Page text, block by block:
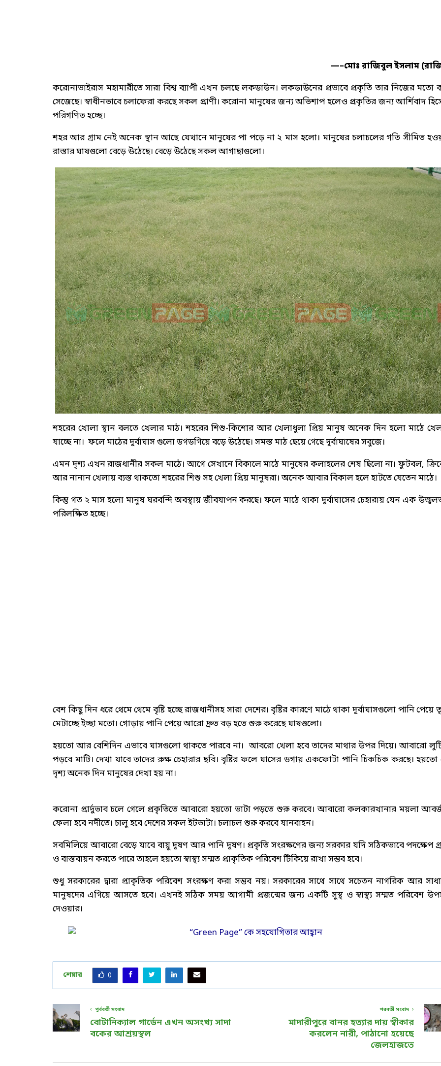
—–মোঃ রাজিবুল ইসলাম
করোনাভাইরাস মহামারীতে সারা বিশ্ব ব্যাপী এখন চলছে লকডাউন। লকডাউনের প্রভাবে প্রকৃতি তার নিজের মতো
সেজেছে। স্বাধীনভাবে চলাফেরা করছে সকল প্রাণী। করোনা মানুষের জন্য অভিশাপ হলেও প্রকৃতির জন্য আর্শিবাদ
পরিগণিত হচ্ছে।
শহর আর গ্রাম নেই অনেক স্থান আছে যেখানে মানুষের পা পড়ে না ২ মাস হলো। মানুষের চলাচলের গতি সীমিত
রাস্তার ঘাষগুলো বেড়ে উঠেছে। বেড়ে উঠেছে সকল আগাছাগুলো।
শহরের খোলা স্থান বলতে খেলার মাঠ। শহরের শিশু-কিশোর আর খেলাধুলা প্রিয় মানুষ অনেক দিন হলো মাঠে
যাচ্ছে না। ফলে মাঠের দূর্বাঘাস গুলো ডগডগিয়ে বড়ে উঠেছে। সমস্ত মাঠ ছেয়ে গেছে দূর্বাঘাষের সবুজে।
এমন দৃশ্য এখন রাজধানীর সকল মাঠে। আগে সেখানে বিকালে মাঠে মানুষের কলাহলের শেষ ছিলো না। ফুটবল,
আর নানান খেলায় ব্যস্ত থাকতো শহরের শিশু সহ খেলা প্রিয় মানুষরা। অনেক আবার বিকাল হলে হাটতে যেতেন মাঠে।
কিন্তু গত ২ মাস হলো মানুষ ঘরবন্দি অবস্থায় জীবযাপন করছে। ফলে মাঠে থাকা দূর্বাঘাসের চেহারায় যেন এক
পরিলক্ষিত হচ্ছে।
বেশ কিছু দিন ধরে থেমে থেমে বৃষ্টি হচ্ছে রাজধানীসহ সারা দেশের। বৃষ্টির কারণে মাঠে থাকা দূর্বাঘাসগুলো পানি পেয়ে
মেটাচ্ছে ইচ্ছা মতো। গোড়ায় পানি পেয়ে আরো দ্রুত বড় হতে শুরু করেছে ঘাষগুলো।
হয়তো আর বেশিদিন এভাবে ঘাসগুলো থাকতে পারবে না। আবরো খেলা হবে তাদের মাথার উপর দিয়ে। আবারো
পড়বে মাটি। দেখা যাবে তাদের রুক্ষ চেহারার ছবি। বৃষ্টির ফলে ঘাসের ডগায় একফোটা পানি চিকচিক করছে।
দৃশ্য অনেক দিন মানুষের দেখা হয় না।
করোনা প্রার্দুভাব চলে গেলে প্রকৃতিতে আবারো হয়তো ভাটা পড়তে শুরু করবে। আবারো কলকারখানার ময়লা
ফেলা হবে নদীতে। চালু হবে দেশের সকল ইটভাটা। চলাচল শুরু করবে যানবাহন।
সবমিলিয়ে আবারো বেড়ে যাবে বায়ু দূষণ আর পানি দূষণ। প্রকৃতি সংরক্ষণের জন্য সরকার যদি সঠিকভাবে পদক্ষেপ
ও বাস্তবায়ন করতে পারে তাহলে হয়তো স্বাস্থ্য সম্মত প্রাকৃতিক পরিবেশ টিকিয়ে রাখা সম্ভব হবে।
শুধু সরকারের দ্বারা প্রাকৃতিক পরিবেশ সংরক্ষণ করা সম্ভব নয়। সরকারের সাথে সাথে সচেতন নাগরিক আর
মানুষদের এগিয়ে আসতে হবে। এখনই সঠিক সময় আগামী প্রজন্মের জন্য একটি সুস্থ ও স্বাস্থ্য সম্মত পরিবেশ
দেওয়ার।
শেয়ার 0
পূর্ববর্তী সংবাদ
বোটানিক্যাল গার্ডেন এখন অসংখ্য সাদা
বকের আশ্রয়স্থল
পরবর্তী সংবাদ
মাদারীপুরে বানর হত্যার দায় স্বীকার
করলেন নারী, পাঠানো হয়েছে
জেলহাজতে